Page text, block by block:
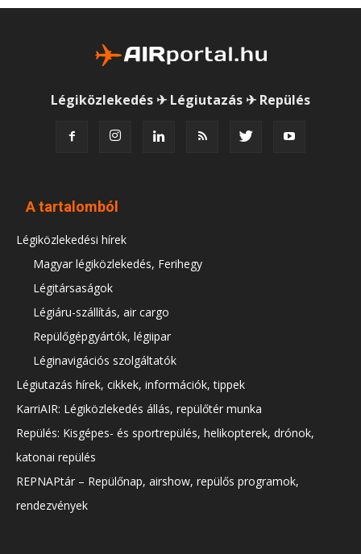
Légiközlekedés ✈ Légiutazás ✈ Repülés
A tartalomból
Légiközlekedési hírek
Magyar légiközlekedés, Ferihegy
Légitársaságok
Légiáru-szállítás, air cargo
Repülőgépgyártók, légiipar
Léginavigációs szolgáltatók
Légiutazás hírek, cikkek, információk, tippek
KarriAIR: Légiközlekedés állás, repülőtér munka
Repülés: Kisgépes- és sportrepülés, helikopterek, drónok,
katonai repülés
REPNAPtár – Repülőnap, airshow, repülős programok,
rendezvények